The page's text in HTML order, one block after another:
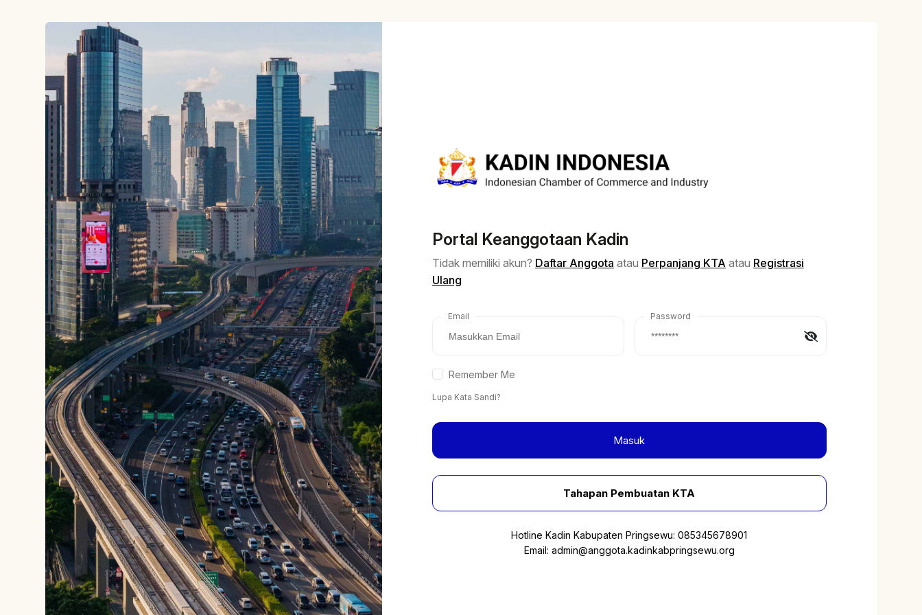
Portal Keanggotaan Kadin
Tidak memiliki akun? Daftar Anggota atau Perpanjang KTA atau Registrasi
Ulang
Email Password
Remember Me
Lupa Kata Sandi?
Masuk
Tahapan Pembuatan KTA
Hotline Kadin Kabupaten Pringsewu:085345678901
Email: admin@anggota.kadinkabpringsewu.org